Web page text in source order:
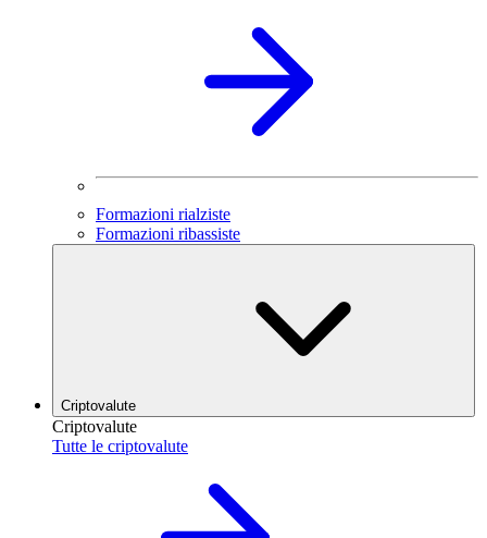
Formazioni rialziste
Formazioni ribassiste
Criptovalute
Criptovalute
Tutte le criptovalute